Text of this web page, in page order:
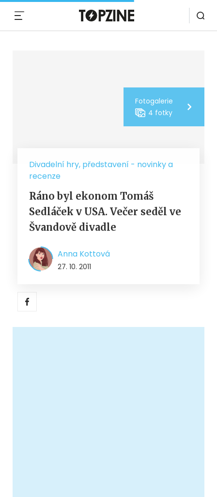
Fotogalerie
4 fotky
Divadelní hry, představení - novinky a
recenze
Ráno byl ekonom Tomáš
Sedláček v USA. Večer seděl ve
Švandově divadle
Anna Kottová
27. 10. 2011